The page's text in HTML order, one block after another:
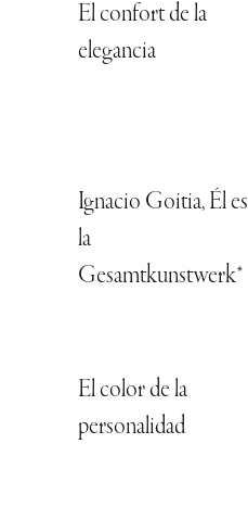
El confort de la
elegancia
Ignacio Goitia, Él es
la
Gesamtkunstwerk*
El color de la
personalidad